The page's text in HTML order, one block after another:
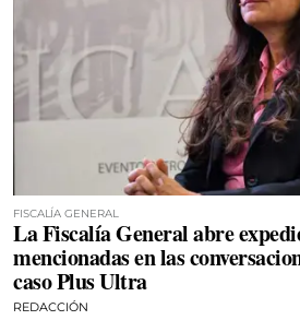
FISCALÍA GENERAL
La Fiscalía General abre
mencionadas en las
caso Plus Ultra
REDACCIÓN